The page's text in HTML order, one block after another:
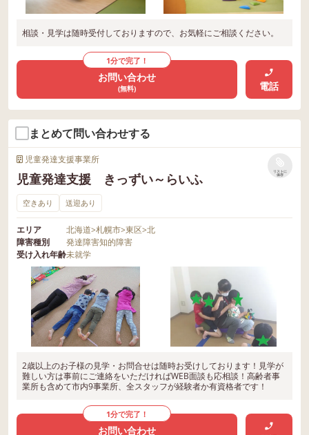
相談・見学は随時受付しておりますので、お気軽にご相談ください。
1分で完了！
お問い合わせ
(無料) 電話
まとめて問い合わせする
児童発達支援事業所
児童発達支援 きっずい～らいふ
リストに
保存
空きあり 送迎あり
エリア 北海道>札幌市>東区>北
障害種別
発達障害知的障害
受け入れ年齢未就学
2歳以上のお子様の見学・お問合せは随時お受けしております！見学が
難しい方は事前にご連絡をいただければWEB面談も応相談！高齢者事
業所も含めて市内9事業所、全スタッフが経験者か有資格者です！
1分で完了！
お問い合わせ